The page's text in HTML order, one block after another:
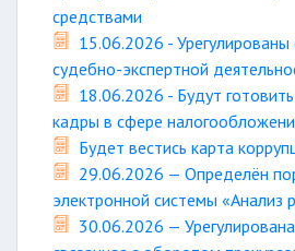
средствами
15.06.2026 -
судебно-экспертной
18.06.2026 - Будут
кадры в сфере
Будет вестись карта
29.06.2026 — Определён
электронной системы «Анализ
30.06.2026 —